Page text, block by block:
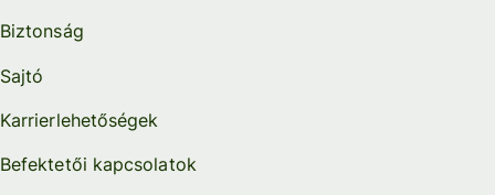
Biztonság
Sajtó
Karrierlehetőségek
Befektetői kapcsolatok